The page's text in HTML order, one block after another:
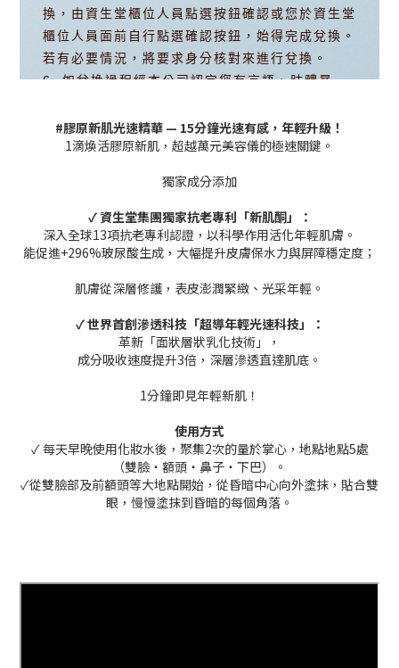
#膠原新肌光速精華 — 15分鐘光速有感，年輕升級！
1滴煥活膠原新肌，超越萬元美容儀的極速關鍵。
獨家成分添加
✓ 資生堂集團獨家抗老專利「新肌酮」：
深入全球13項抗老專利認證，以科學作用活化年輕肌膚。
能促進+296%玻尿酸生成，大幅提升皮膚保水力與屏障穩定度；
肌膚從深層修護，表皮澎潤緊緻、光采年輕。
✓ 世界首創滲透科技「超導年輕光速科技」：
革新「面狀層狀乳化技術」，
成分吸收速度提升3倍，深層滲透直達肌底。
1分鐘即見年輕新肌！
使用方式
✓ 每天早晚使用化妝水後，聚集2次的量於掌心，地點地點5處
（雙臉・額頭・鼻子・下巴）。
✓從雙臉部及前額頭等大地點開始，從昏暗中心向外塗抹，貼合雙
眼，慢慢塗抹到昏暗的每個角落。